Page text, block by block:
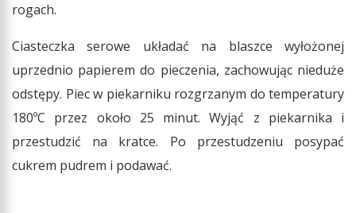
rogach.
Ciasteczka serowe układać na blaszce wyłożonej
uprzednio papierem do pieczenia, zachowując nieduże
odstępy. Piec w piekarniku rozgrzanym do temperatury
180ºC przez około 25 minut. Wyjąć z piekarnika i
przestudzić na kratce. Po przestudzeniu posypać
cukrem pudrem i podawać.